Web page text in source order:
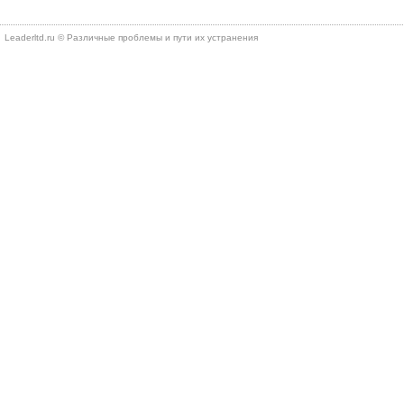
Leaderltd.ru © Различные проблемы и пути их устранения